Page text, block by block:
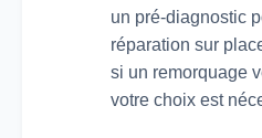
un pré-diagnostic
réparation sur
si un remorquage
votre choix est